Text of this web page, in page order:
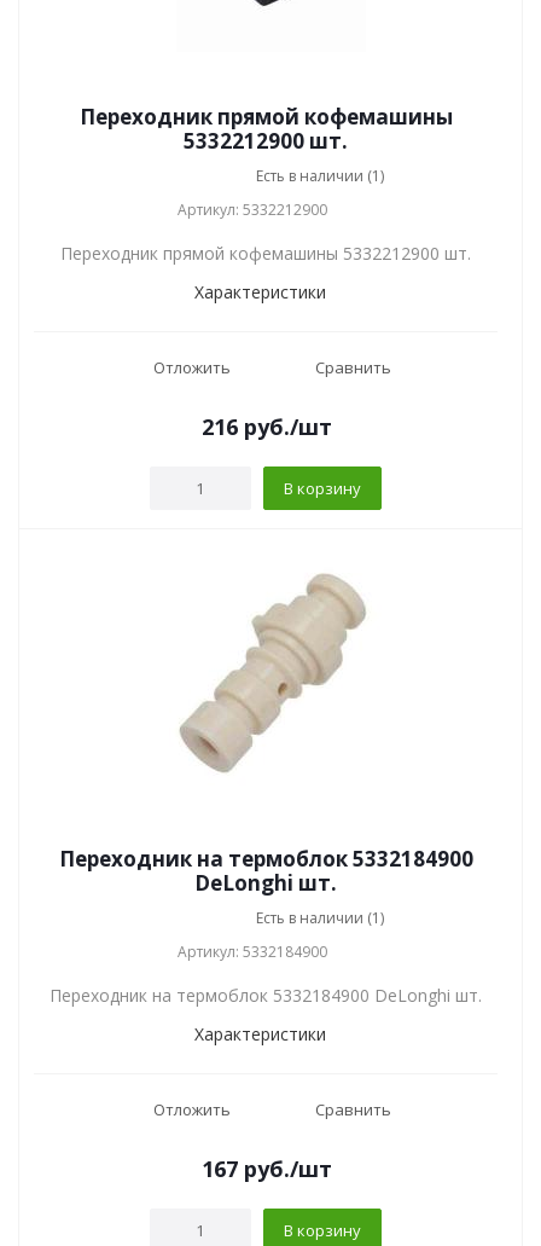
Переходник прямой кофемашины
5332212900 шт.
Есть в наличии (1)
Артикул: 5332212900
Переходник прямой кофемашины 5332212900 шт.
Характеристики
Отложить Сравнить
216руб./шт
В корзину
Переходник на термоблок 5332184900
DeLonghi шт.
Есть в наличии (1)
Артикул: 5332184900
Переходник на термоблок 5332184900 DeLonghi шт.
Характеристики
Отложить Сравнить
167руб./шт
В корзину